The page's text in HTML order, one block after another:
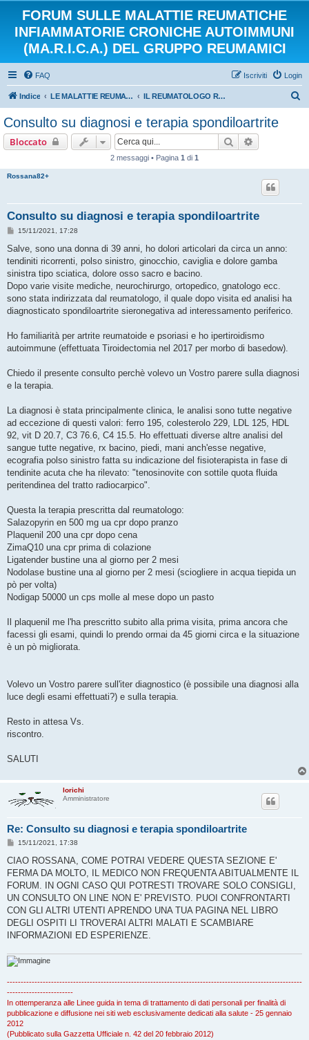
FORUM SULLE MALATTIE REUMATICHE
INFIAMMATORIE CRONICHE AUTOIMMUNI
(MA.R.I.C.A.) DEL GRUPPO REUMAMICI
FAQ Login
Iscriviti
Indice LE MALATTIE REUMATICHE INFIAMMATORIE CRONICHE AUTOIMMUNI IL REUMATOLOGO RISPONDE
Consulto su diagnosi e terapia spondiloartrite
Bloccato Cerca
2 messaggi • Pagina 1 di 1
Rossana82+
Consulto su diagnosi e terapia spondiloartrite
M
s
a
g
i
o
15/11/2021, 17:28
Salve, sono una donna di 39 anni, ho dolori articolari da circa un anno:
tendiniti ricorrenti, polso sinistro, ginocchio, caviglia e dolore gamba
sinistra tipo sciatica, dolore osso sacro e bacino.
Dopo varie visite mediche, neurochirurgo, ortopedico, gnatologo ecc.
sono stata indirizzata dal reumatologo, il quale dopo visita ed analisi ha
diagnosticato spondiloartrite sieronegativa ad interessamento periferico.
Ho familiarità per artrite reumatoide e psoriasi e ho ipertiroidismo
autoimmune (effettuata Tiroidectomia nel 2017 per morbo di basedow).
Chiedo il presente consulto perchè volevo un Vostro parere sulla diagnosi
e la terapia.
La diagnosi è stata principalmente clinica, le analisi sono tutte negative
ad eccezione di questi valori: ferro 195, colesterolo 229, LDL 125, HDL
92, vit D 20.7, C3 76.6, C4 15.5. Ho effettuati diverse altre analisi del
sangue tutte negative, rx bacino, piedi, mani anch'esse negative,
ecografia polso sinistro fatta su indicazione del fisioterapista in fase di
tendinite acuta che ha rilevato: "tenosinovite con sottile quota fluida
peritendinea del tratto radiocarpico".
Questa la terapia prescritta dal reumatologo:
Salazopyrin en 500 mg ua cpr dopo pranzo
Plaquenil 200 una cpr dopo cena
ZimaQ10 una cpr prima di colazione
Ligatender bustine una al giorno per 2 mesi
Nodolase bustine una al giorno per 2 mesi (sciogliere in acqua tiepida un
pò per volta)
Nodigap 50000 un cps molle al mese dopo un pasto
Il plaquenil me l'ha prescritto subito alla prima visita, prima ancora che
facessi gli esami, quindi lo prendo ormai da 45 giorni circa e la situazione
è un pò migliorata.
Volevo un Vostro parere sull'iter diagnostico (è possibile una diagnosi alla
luce degli esami effettuati?) e sulla terapia.
Resto in attesa Vs.
riscontro.
SALUTI
lorichi
Amministratore
Re: Consulto su diagnosi e terapia spondiloartrite
M
s
a
g
i
o
15/11/2021, 17:38
CIAO ROSSANA, COME POTRAI VEDERE QUESTA SEZIONE E'
FERMA DA MOLTO, IL MEDICO NON FREQUENTA ABITUALMENTE IL
FORUM. IN OGNI CASO QUI POTRESTI TROVARE SOLO CONSIGLI,
UN CONSULTO ON LINE NON E' PREVISTO. PUOI CONFRONTARTI
CON GLI ALTRI UTENTI APRENDO UNA TUA PAGINA NEL LIBRO
DEGLI OSPITI LI TROVERAI ALTRI MALATI E SCAMBIARE
INFORMAZIONI ED ESPERIENZE.
-----------------------------------------------------------------------------------------------------------
------------------------
In ottemperanza alle Linee guida in tema di trattamento di dati personali per finalità di
pubblicazione e diffusione nei siti web esclusivamente dedicati alla salute - 25 gennaio
2012
(Pubblicato sulla Gazzetta Ufficiale n. 42 del 20 febbraio 2012)